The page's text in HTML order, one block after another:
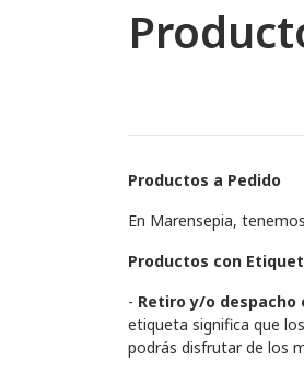
Productos a Pedido
En Marensepia,
Productos con
- Retiro y/o despacho
etiqueta significa que
podrás disfrutar de los